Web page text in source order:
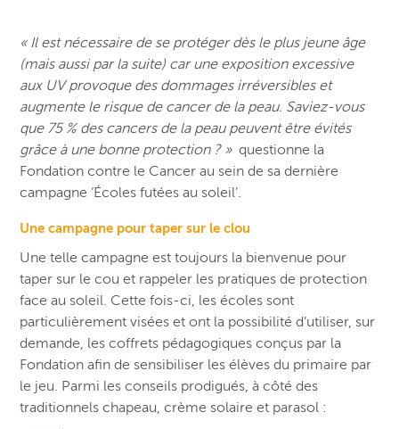
« Il est nécessaire de se protéger dès le plus jeune âge
(mais aussi par la suite) car une exposition excessive
aux UV provoque des dommages irréversibles et
augmente le risque de cancer de la peau. Saviez-vous
que 75 % des cancers de la peau peuvent être évités
grâce à une bonne protection ? »questionne la
Fondation contre le Cancer au sein de sa dernière
campagne ‘Écoles futées au soleil’.
Une campagne pour taper sur le clou
Une telle campagne est toujours la bienvenue pour
taper sur le cou et rappeler les pratiques de protection
face au soleil. Cette fois-ci, les écoles sont
particulièrement visées et ont la possibilité d’utiliser, sur
demande, les coffrets pédagogiques conçus par la
Fondation afin de sensibiliser les élèves du primaire par
le jeu. Parmi les conseils prodigués, à côté des
traditionnels chapeau, crème solaire et parasol :